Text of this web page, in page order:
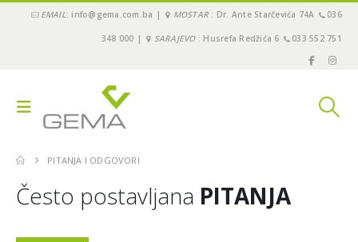
EMAIL: info@gema.com.ba | MOSTAR : Dr. Ante Starčevića 74A 036
348 000 | SARAJEVO: Husrefa Redžića 6 033 552 751
PITANJA I ODGOVORI
Često postavljana PITANJA